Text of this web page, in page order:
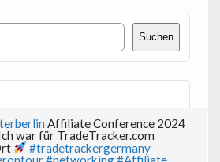
Suchen
Affiliate Conference 2024
war für TradeTracker.com
#tradetrackergermany